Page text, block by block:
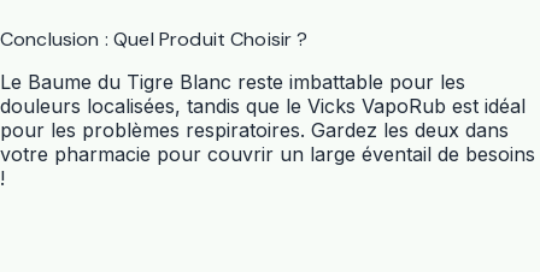
Conclusion : Quel Produit Choisir ?
Le Baume du Tigre Blanc reste imbattable pour les
douleurs localisées, tandis que le Vicks VapoRub est idéal
pour les problèmes respiratoires. Gardez les deux dans
votre pharmacie pour couvrir un large éventail de besoins
!